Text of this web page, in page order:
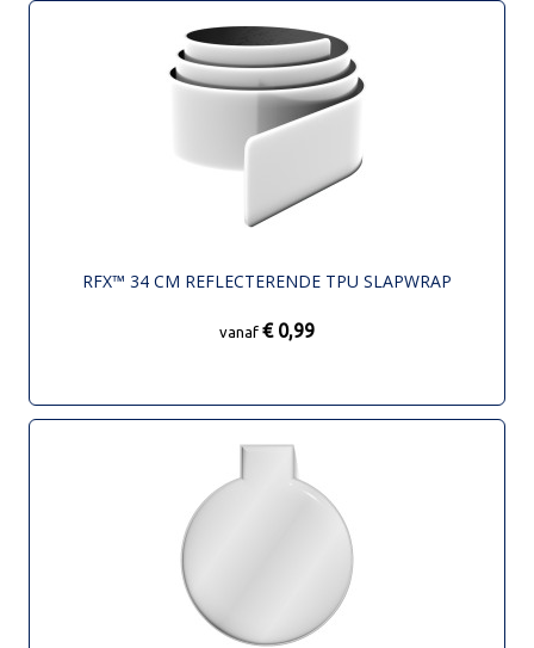
RFX™ 34 CM REFLECTERENDE TPU SLAPWRAP
vanaf € 0,99